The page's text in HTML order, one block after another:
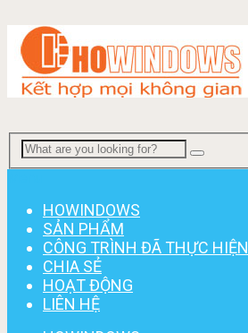
HOWINDOWS
SẢN PHẨM
CÔNG TRÌNH ĐÃ THỰC HIỆN
CHIA SẺ
HOẠT ĐỘNG
LIÊN HỆ